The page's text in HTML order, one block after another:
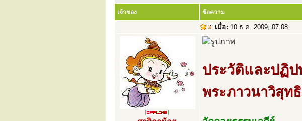
เจ้าของ ข้อความ
เมื่อ: 10 ธ.ค. 2009, 07:08
ประวัติและปฏิป
พระภาวนาวิสุท